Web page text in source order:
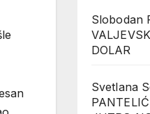
Slobodan
DOLAR
Svetlana